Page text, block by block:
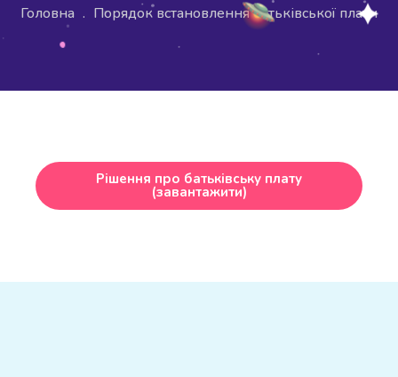
Головна . Порядок встановлення батьківської плати
Рішення про батьківську плату
(завантажити)